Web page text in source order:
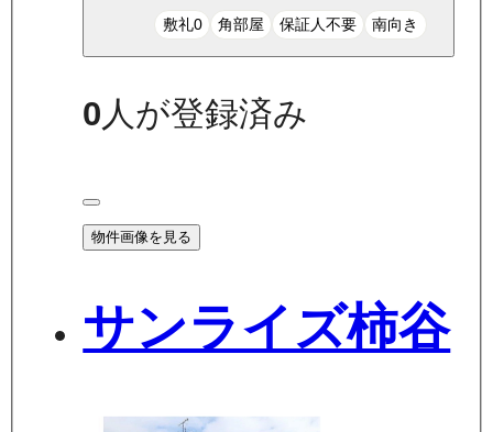
敷礼0 角部屋 保証人不要 南向き
0人が登録済み
物件画像を見る
サンライズ柿谷